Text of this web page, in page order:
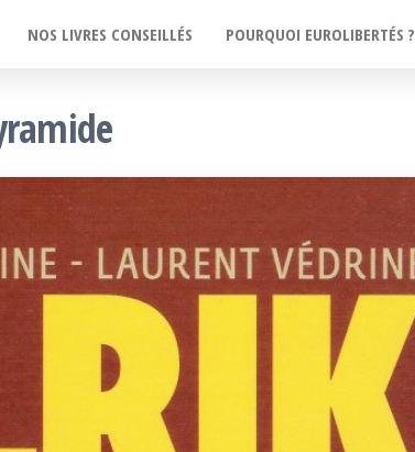
NOS LIVRES CONSEILLÉS POURQUOI EUROLIBERTÉS ?